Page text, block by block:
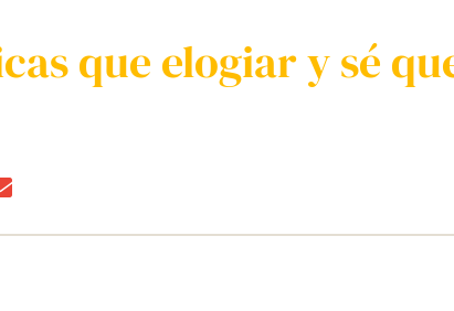
que elogiar y sé